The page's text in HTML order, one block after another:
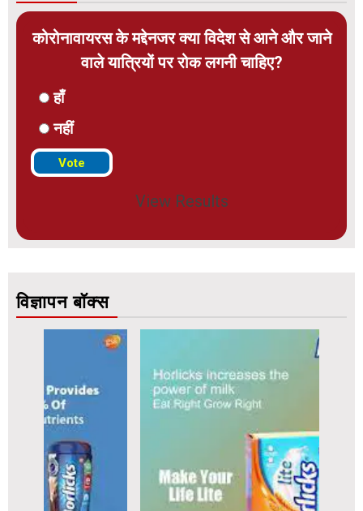
कोरोनावायरस के मद्देनजर क्या विदेश से आने और जाने
वाले यात्रियों पर रोक लगनी चाहिए?
हाँ
नहीं
View Results
विज्ञापन बॉक्स